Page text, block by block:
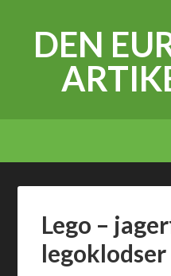
DEN
Lego –
legoklodser